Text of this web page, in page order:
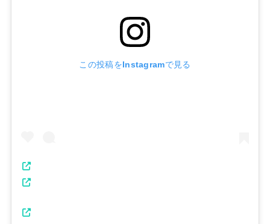
この投稿をInstagramで見る